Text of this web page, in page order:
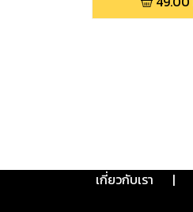
เกี่ยวกับเรา |